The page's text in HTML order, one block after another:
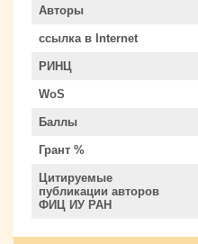
Авторы
ссылка в Internet
РИНЦ
WoS
Баллы
Грант %
Цитируемые
публикации авторов
ФИЦ ИУ РАН